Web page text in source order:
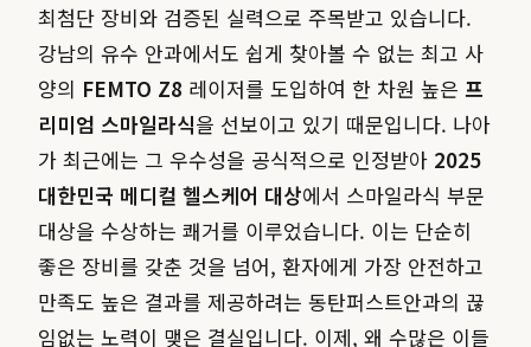
최첨단 장비와 검증된 실력으로 주목받고 있습니다.
강남의 유수 안과에서도 쉽게 찾아볼 수 없는 최고 사
양의 FEMTO Z8 레이저를 도입하여 한 차원 높은 프
리미엄 스마일라식을 선보이고 있기 때문입니다. 나아
가 최근에는 그 우수성을 공식적으로 인정받아 2025
대한민국 메디컬 헬스케어 대상에서 스마일라식 부문
대상을 수상하는 쾌거를 이루었습니다. 이는 단순히
좋은 장비를 갖춘 것을 넘어, 환자에게 가장 안전하고
만족도 높은 결과를 제공하려는 동탄퍼스트안과의 끊
임없는 노력이 맺은 결실입니다. 이제, 왜 수많은 이들